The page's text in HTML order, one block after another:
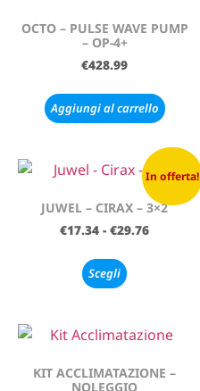
OCTO – PULSE WAVE PUMP
– OP-4+
€428.99
Aggiungi al carrello
In offerta!
JUWEL – CIRAX – 3×2
€17.34 - €29.76
Scegli
KIT ACCLIMATAZIONE –
NOLEGGIO